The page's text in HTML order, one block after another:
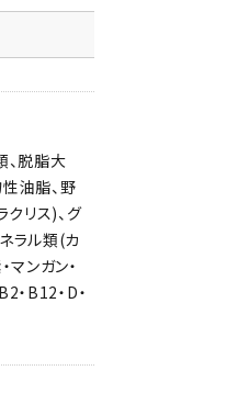
、脱脂大
性油脂、野
クリス)、グ
ラル類(カ
マンガン・
・B12・D・